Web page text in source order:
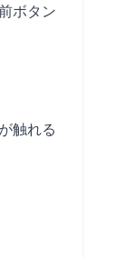
ボタン
触れる